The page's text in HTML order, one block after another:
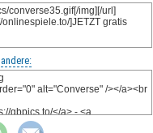
andere: